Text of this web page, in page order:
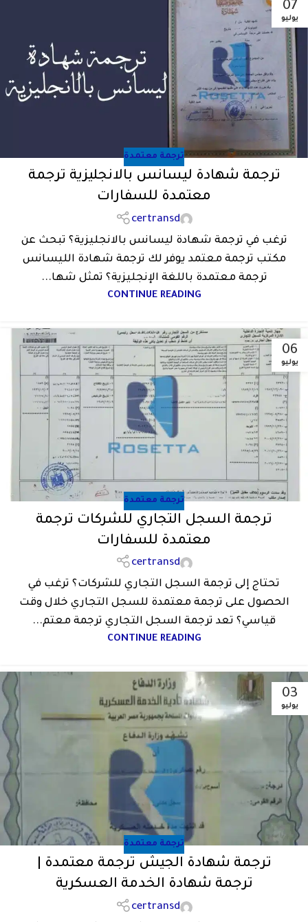
07
يوليو
ترجمة معتمدة
ترجمة شهادة ليسانس بالانجليزية ترجمة
معتمدة للسفارات
certransd
ترغب في ترجمة شهادة ليسانس بالانجليزية؟ تبحث عن
مكتب ترجمة معتمد يوفر لك ترجمة شهادة الليسانس
ترجمة معتمدة باللغة الإنجليزية؟ تمثل شها...
CONTINUE READING
06
يوليو
ترجمة معتمدة
ترجمة السجل التجاري للشركات ترجمة
معتمدة للسفارات
certransd
تحتاج إلى ترجمة السجل التجاري للشركات؟ ترغب في
الحصول على ترجمة معتمدة للسجل التجاري خلال وقت
قياسي؟ تعد ترجمة السجل التجاري ترجمة معتم...
CONTINUE READING
03
يوليو
ترجمة معتمدة
ترجمة شهادة الجيش ترجمة معتمدة |
ترجمة شهادة الخدمة العسكرية
certransd